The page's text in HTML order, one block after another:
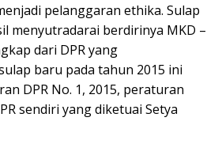
pelanggaran ethika. Sulap
menyutradarai berdirinya MKD –
dari DPR yang
baru pada tahun 2015 ini
DPR No. 1, 2015, peraturan
sendiri yang diketuai Setya